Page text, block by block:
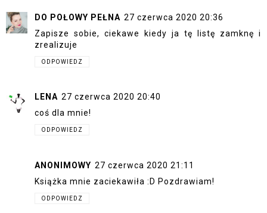
DO POŁOWY PEŁNA 27 czerwca 2020 20:36
Zapisze sobie, ciekawe kiedy ja tę listę zamknę i
zrealizuje
ODPOWIEDZ
LENA 27 czerwca 2020 20:40
coś dla mnie!
ODPOWIEDZ
ANONIMOWY 27 czerwca 2020 21:11
Książka mnie zaciekawiła :D Pozdrawiam!
ODPOWIEDZ